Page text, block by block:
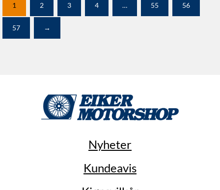
1 2 3 4 … 55 56
57 →
Nyheter
Kundeavis